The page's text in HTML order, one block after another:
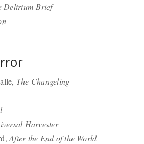
Delirium Brief
The Changeling
Harvester
After the End of the World